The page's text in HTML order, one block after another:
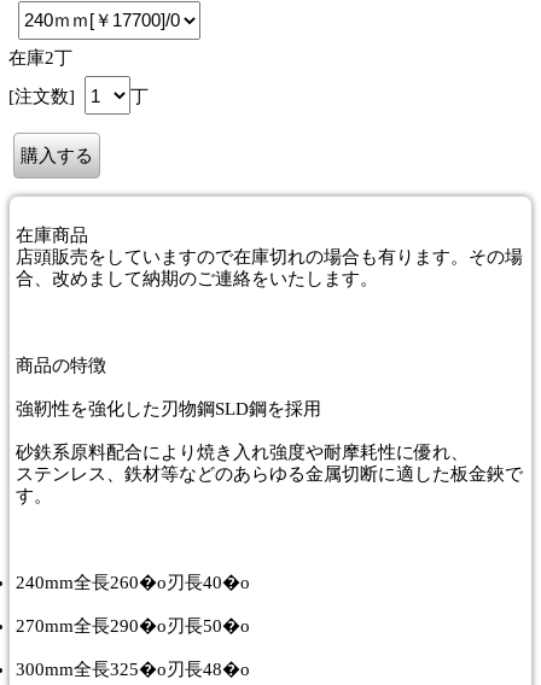
在庫2丁
[注文数]
丁
在庫商品
店頭販売をしていますので在庫切れの場合も有ります。その場
合、改めまして納期のご連絡をいたします。
商品の特徴
強靭性を強化した刃物鋼SLD鋼を採用
砂鉄系原料配合により焼き入れ強度や耐摩耗性に優れ、
ステンレス、鉄材等などのあらゆる金属切断に適した板金鋏で
す。
240mm全長260�o刃長40�o
270mm全長290�o刃長50�o
300mm全長325�o刃長48�o